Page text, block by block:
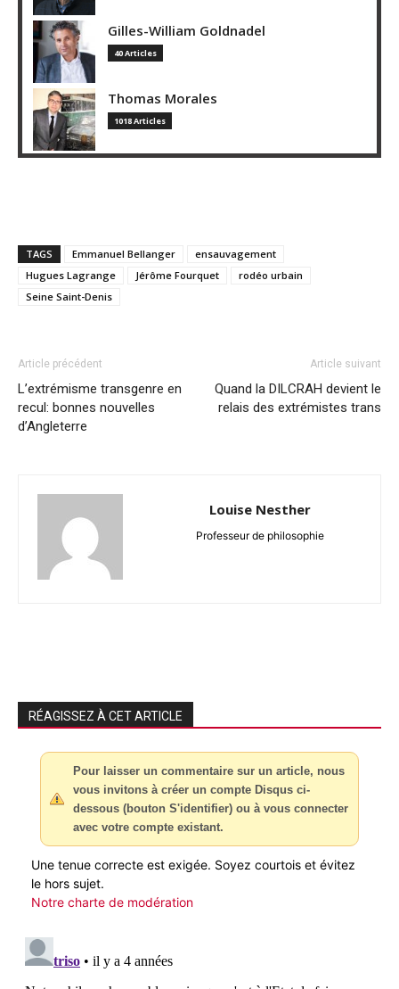
Gilles-William Goldnadel
40 Articles
Thomas Morales
1018 Articles
TAGS Emmanuel Bellanger
ensauvagement
Hugues Lagrange
Jérôme Fourquet
rodéo urbain
Seine Saint-Denis
Article précédent
L’extrémisme transgenre en
recul: bonnes nouvelles
d’Angleterre
Article suivant
Quand la DILCRAH devient le
relais des extrémistes trans
Louise Nesther
Professeur de philosophie
RÉAGISSEZ À CET ARTICLE
Pour laisser un commentaire sur un article, nous
vous invitons à créer un compte Disqus ci-
dessous (bouton S'identifier) ou à vous connecter
avec votre compte existant.
Une tenue correcte est exigée. Soyez courtois et évitez
le hors sujet.
Notre charte de modération